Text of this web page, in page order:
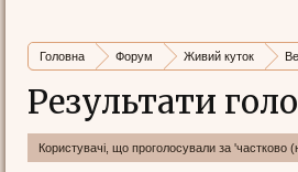
Головна Форум Живий куток
Результати
Користувачі, що проголосували за 'частково